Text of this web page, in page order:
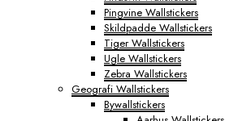
Pingvine Wallstickers
Skildpadde Wallstickers
Tiger Wallstickers
Ugle Wallstickers
Zebra Wallstickers
Geografi Wallstickers
Bywallstickers